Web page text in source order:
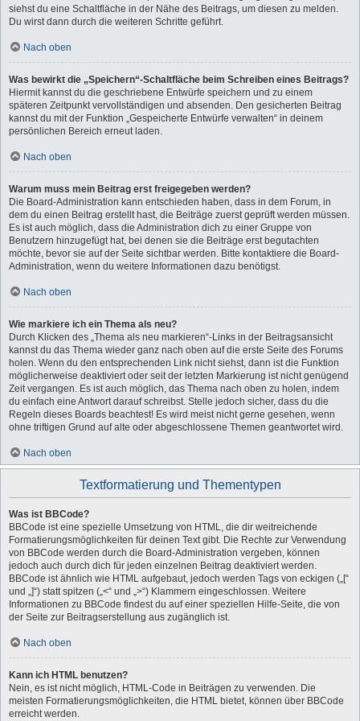
siehst du eine Schaltfläche in der Nähe des Beitrags, um diesen zu melden.
Du wirst dann durch die weiteren Schritte geführt.
Nach oben
Was bewirkt die „Speichern“-Schaltfläche beim Schreiben eines Beitrags?
Hiermit kannst du die geschriebene Entwürfe speichern und zu einem
späteren Zeitpunkt vervollständigen und absenden. Den gesicherten Beitrag
kannst du mit der Funktion „Gespeicherte Entwürfe verwalten“ in deinem
persönlichen Bereich erneut laden.
Nach oben
Warum muss mein Beitrag erst freigegeben werden?
Die Board-Administration kann entschieden haben, dass in dem Forum, in
dem du einen Beitrag erstellt hast, die Beiträge zuerst geprüft werden müssen.
Es ist auch möglich, dass die Administration dich zu einer Gruppe von
Benutzern hinzugefügt hat, bei denen sie die Beiträge erst begutachten
möchte, bevor sie auf der Seite sichtbar werden. Bitte kontaktiere die Board-
Administration, wenn du weitere Informationen dazu benötigst.
Nach oben
Wie markiere ich ein Thema als neu?
Durch Klicken des „Thema als neu markieren“-Links in der Beitragsansicht
kannst du das Thema wieder ganz nach oben auf die erste Seite des Forums
holen. Wenn du den entsprechenden Link nicht siehst, dann ist die Funktion
möglicherweise deaktiviert oder seit der letzten Markierung ist nicht genügend
Zeit vergangen. Es ist auch möglich, das Thema nach oben zu holen, indem
du einfach eine Antwort darauf schreibst. Stelle jedoch sicher, dass du die
Regeln dieses Boards beachtest! Es wird meist nicht gerne gesehen, wenn
ohne triftigen Grund auf alte oder abgeschlossene Themen geantwortet wird.
Nach oben
Textformatierung und Thementypen
Was ist BBCode?
BBCode ist eine spezielle Umsetzung von HTML, die dir weitreichende
Formatierungsmöglichkeiten für deinen Text gibt. Die Rechte zur Verwendung
von BBCode werden durch die Board-Administration vergeben, können
jedoch auch durch dich für jeden einzelnen Beitrag deaktiviert werden.
BBCode ist ähnlich wie HTML aufgebaut, jedoch werden Tags von eckigen („[“
und „]“) statt spitzen („<“ und „>“) Klammern eingeschlossen. Weitere
Informationen zu BBCode findest du auf einer speziellen Hilfe-Seite, die von
der Seite zur Beitragserstellung aus zugänglich ist.
Nach oben
Kann ich HTML benutzen?
Nein, es ist nicht möglich, HTML-Code in Beiträgen zu verwenden. Die
meisten Formatierungsmöglichkeiten, die HTML bietet, können über BBCode
erreicht werden.